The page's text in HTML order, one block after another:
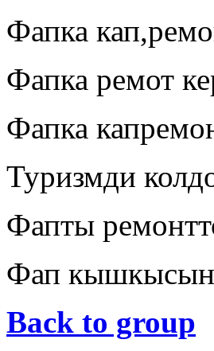
Фапка
Фапка ремот
Фапка
Туризмди
Фапты
Фап кышкысын
Back to group